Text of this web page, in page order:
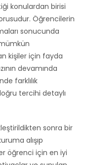
konulardan birisi
Öğrencilerin
sonucunda
kişiler için fayda
devamında
farklılık
tercihi detaylı
sonra bir
alışıp
öğrenci için en iyi